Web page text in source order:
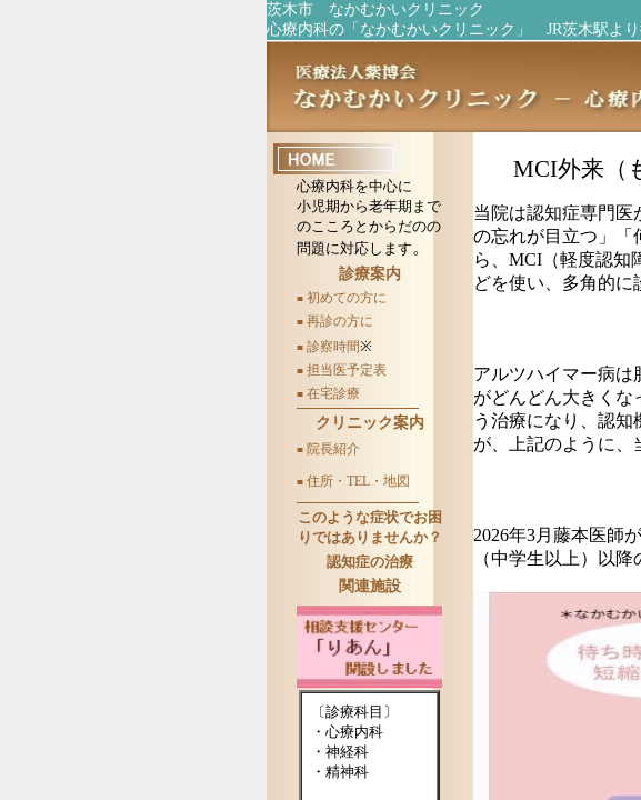
茨木市 なかむかいクリニック
心療内科の「なかむかいクリニック」 JR茨木駅よ
心療内科を中心に
小児期から老年期まで
のこころとからだのの
問題に対応します 。
診療案内
■ 初めての方に
■ 再診の方に
■ 診察時間※
■ 担当医予定表
■ 在宅診療
クリニック案内
■ 院長紹介
■ 住所・TEL・地図
このような症状でお困
りではありませんか？
認知症の治療
関連施設
〔診療科目〕
・心療内科
・神経科
・精神科
MCI外来（
当院は認知症専門医
の忘れが目立つ」「
ら、 MCI（軽度認知
どを使い、多角的に
アルツハイマー病は
がどんどん大きくな
う治療になり、認
が、上記のように、
2026年3月藤本医師
（中学生以上）以